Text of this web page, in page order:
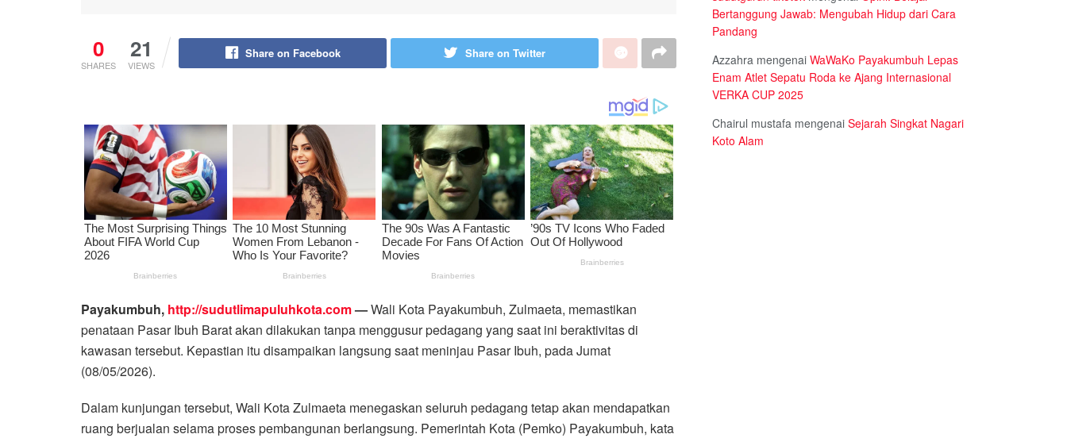
0
SHARES
21
VIEWS
Share on Facebook Share on Twitter
Payakumbuh, http://sudutlimapuluhkota.com—Wali Kota Payakumbuh, Zulmaeta, memastikan
penataan Pasar Ibuh Barat akan dilakukan tanpa menggusur pedagang yang saat ini beraktivitas di
kawasan tersebut. Kepastian itu disampaikan langsung saat meninjau Pasar Ibuh, pada Jumat
(08/05/2026).
Dalam kunjungan tersebut, Wali Kota Zulmaeta menegaskan seluruh pedagang tetap akan mendapatkan
ruang berjualan selama proses pembangunan berlangsung. Pemerintah Kota (Pemko) Payakumbuh, kata
Bertanggung Jawab: Mengubah Hidup dari Cara
Pandang
Azzahra mengenai WaWaKo Payakumbuh Lepas
Enam Atlet Sepatu Roda ke Ajang Internasional
VERKA CUP 2025
Chairul mustafa mengenai Sejarah Singkat Nagari
Koto Alam